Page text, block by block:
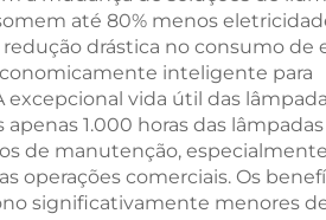
Cor
com
Inteligente
Memória,
1800mAh,
até 80% menos
drástica no consumo de
inteligente para
vida útil das
1.000 horas das lâmpadas
de manutenção,
operações comerciais. Os
significativamente menores